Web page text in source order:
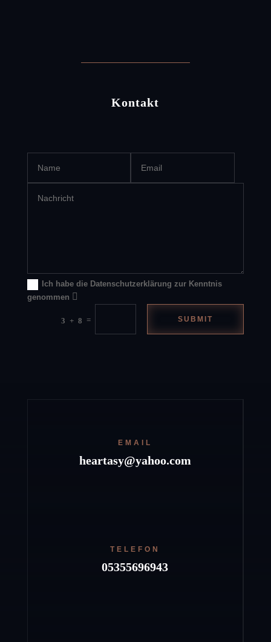
Kontakt
Ich habe die Datenschutzerklärung zur Kenntnis
genommen
3 + 8 = SUBMIT
EMAIL
heartasy@yahoo.com
TELEFON
05355696943